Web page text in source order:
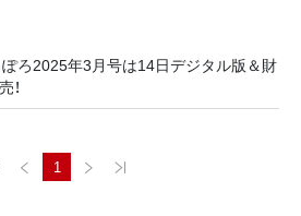
ぽろ2025年3月号は14日デジタル版＆財
！
1